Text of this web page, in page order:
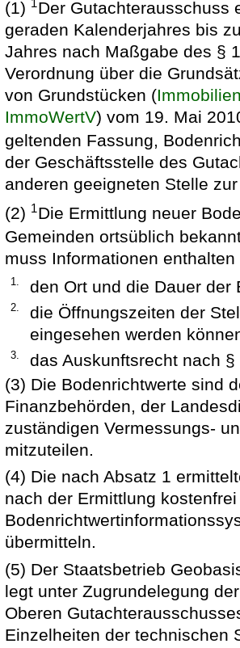
(1) 1Der Gutachterausschuss
geraden Kalenderjahres bis
Jahres nach Maßgabe des §
Verordnung über die
von Grundstücken (
ImmoWertV) vom 19. Mai
geltenden Fassung,
der Geschäftsstelle des
anderen geeigneten Stelle
(2) 1Die Ermittlung neuer
Gemeinden ortsüblich
muss Informationen enthalten
1. den Ort und die Dauer der
2.
die Öffnungszeiten der
eingesehen werden
3.
das Auskunftsrecht nach
(3) Die Bodenrichtwerte sind
Finanzbehörden, der
zuständigen Vermessungs-
mitzuteilen.
(4) Die nach Absatz 1
nach der Ermittlung
übermitteln.
(5) Der Staatsbetrieb
legt unter Zugrundelegung
Oberen
Einzelheiten der technischen